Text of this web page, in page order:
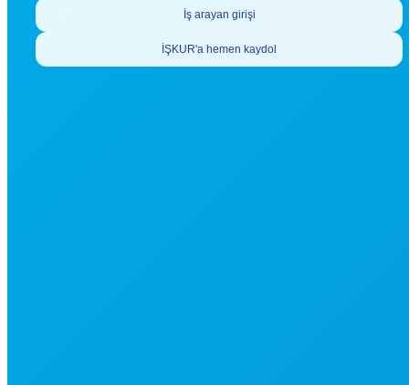
İş arayan girişi
İŞKUR'a hemen kaydol